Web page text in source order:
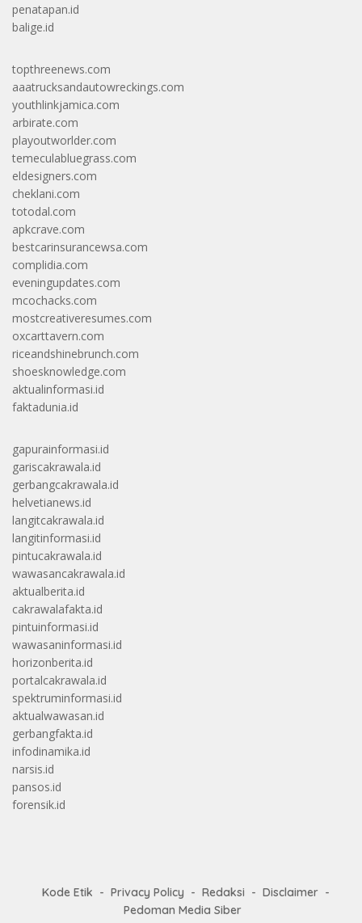
penatapan.id
balige.id
topthreenews.com
aaatrucksandautowreckings.com
youthlinkjamica.com
arbirate.com
playoutworlder.com
temeculabluegrass.com
eldesigners.com
cheklani.com
totodal.com
apkcrave.com
bestcarinsurancewsa.com
complidia.com
eveningupdates.com
mcochacks.com
mostcreativeresumes.com
oxcarttavern.com
riceandshinebrunch.com
shoesknowledge.com
aktualinformasi.id
faktadunia.id
gapurainformasi.id
gariscakrawala.id
gerbangcakrawala.id
helvetianews.id
langitcakrawala.id
langitinformasi.id
pintucakrawala.id
wawasancakrawala.id
aktualberita.id
cakrawalafakta.id
pintuinformasi.id
wawasaninformasi.id
horizonberita.id
portalcakrawala.id
spektruminformasi.id
aktualwawasan.id
gerbangfakta.id
infodinamika.id
narsis.id
pansos.id
forensik.id
Kode Etik Privacy Policy Redaksi
Disclaimer
Pedoman Media Siber